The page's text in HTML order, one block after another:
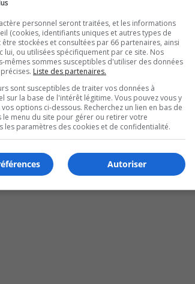
les piétons, ou encore des « espaces
complètement la chaussée, comme
personnel seront traitées, et les informations
(cookies, identifiants uniques et autres types de
stockées et consultées par 66 partenaires, ainsi
lui, ou utilisées spécifiquement par ce site. Nos
mêmes sommes susceptibles d'utiliser des données
Liste des partenaires.
sont susceptibles de traiter vos données à
sur la base de l'intérêt légitime. Vous pouvez vous y
options ci-dessous. Recherchez un lien en bas de
le menu du site pour gérer ou retirer votre
les paramètres des cookies et de confidentialité.
Autoriser